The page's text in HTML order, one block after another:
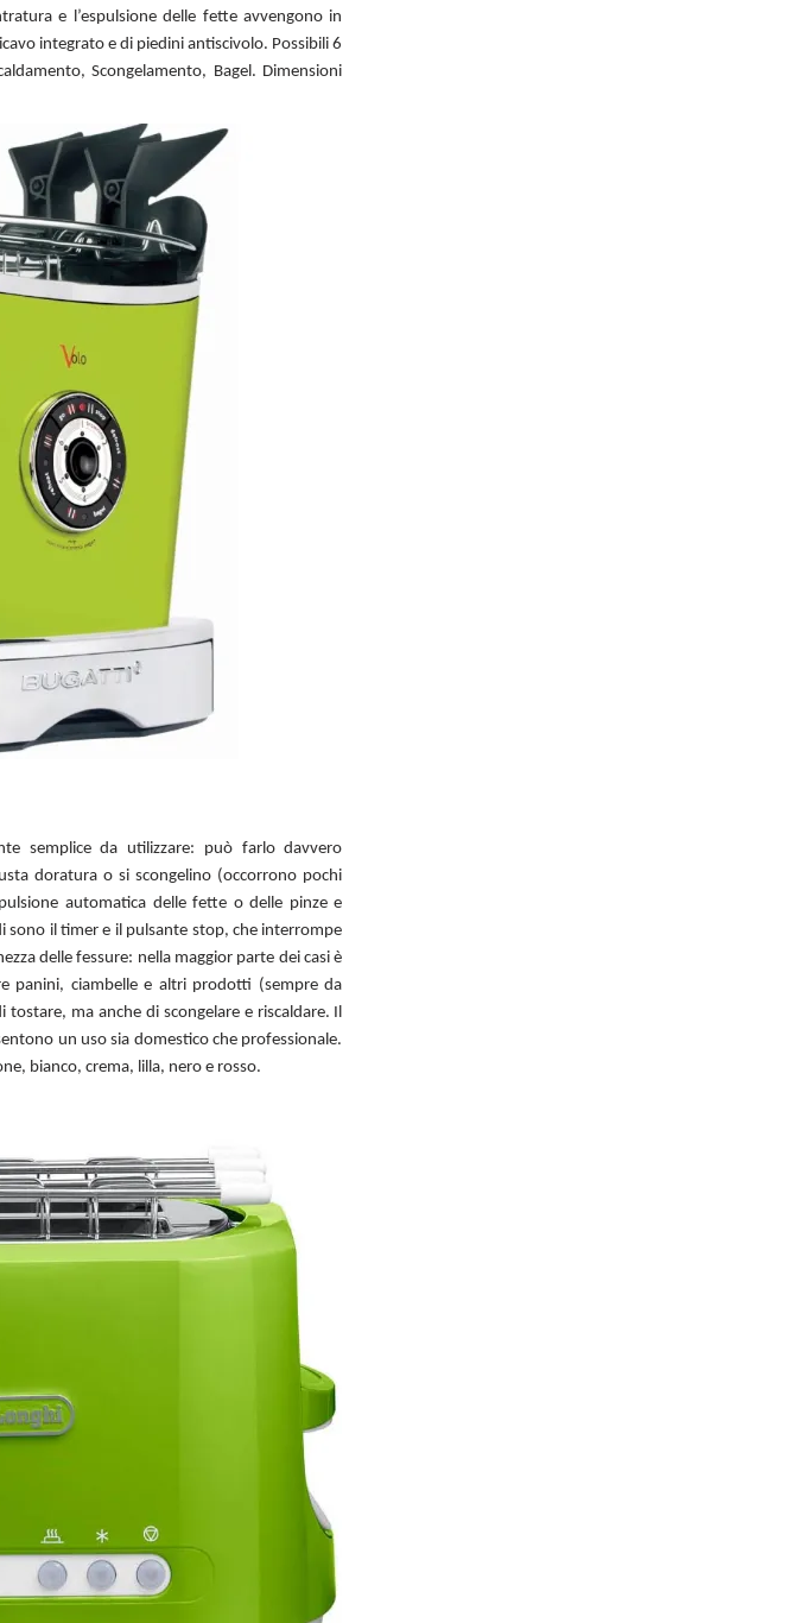
e l’espulsione delle fette avvengono in
integrato e di piedini antiscivolo. Possibili 6
Scongelamento, Bagel. Dimensioni
semplice da utilizzare: può farlo davvero
doratura o si scongelino (occorrono pochi
automatica delle fette o delle pinze e
il timer e il pulsante stop, che interrompe
delle fessure: nella maggior parte dei casi è
panini, ciambelle e altri prodotti (sempre da
ma anche di scongelare e riscaldare. Il
un uso sia domestico che professionale.
bianco, crema, lilla, nero e rosso.